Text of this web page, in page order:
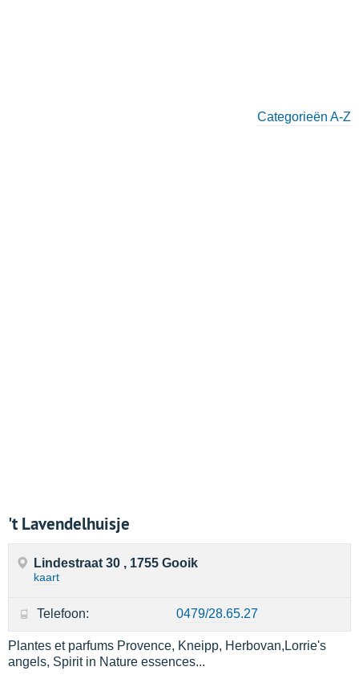
Categorieën A-Z
't Lavendelhuisje
Lindestraat 30 , 1755 Gooik
kaart
Telefoon: 0479/28.65.27
Plantes et parfums Provence, Kneipp, Herbovan,Lorrie's
angels, Spirit in Nature essences...